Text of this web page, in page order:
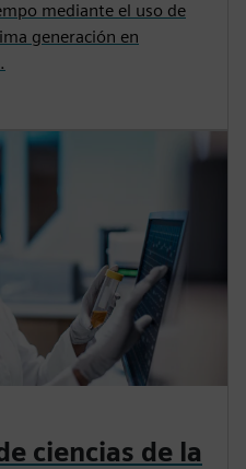
mediante el uso de
generación en
ciencias de la